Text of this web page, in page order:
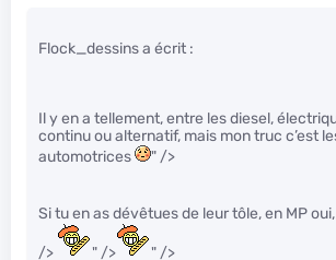
Flock_dessins a écrit :
Il y en a tellement, entre les diesel,
continu ou alternatif, mais mon truc c’est
automotrices
" />
Si tu en as dévêtues de leur tôle, en MP
/> " /> " />